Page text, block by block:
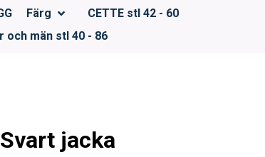
Färg
CETTE stl 42 - 60
och män stl 40 - 86
Svart jacka